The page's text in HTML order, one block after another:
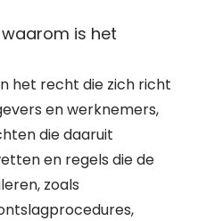
is het
het recht die zich richt
en werknemers,
die daaruit
en regels die de
zoals